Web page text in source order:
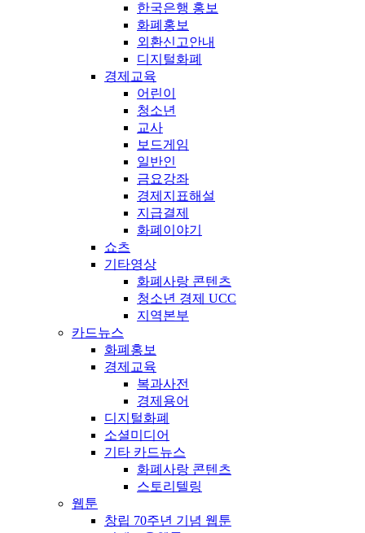
한국은행 홍보
화폐홍보
외환신고안내
디지털화폐
경제교육
어린이
청소년
교사
보드게임
일반인
금요강좌
경제지표해설
지급결제
화폐이야기
쇼츠
기타영상
화폐사랑 콘텐츠
청소년 경제 UCC
지역본부
카드뉴스
화폐홍보
경제교육
복과사전
경제용어
디지털화폐
소셜미디어
기타 카드뉴스
화폐사랑 콘텐츠
스토리텔링
웹툰
창립 70주년 기념 웹툰